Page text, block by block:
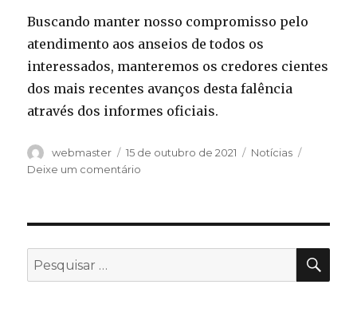
Buscando manter nosso compromisso pelo
atendimento aos anseios de todos os
interessados, manteremos os credores cientes
dos mais recentes avanços desta falência
através dos informes oficiais.
Autor
webmaster
Publicado
em
15 de outubro de 2021 Categorias
Notícias
Deixe um comentário
do
Rateio
Pesquisar
por: